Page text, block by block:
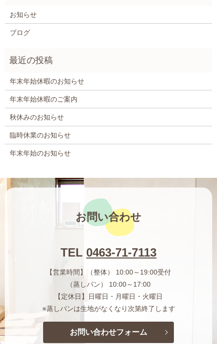
お知らせ
ブログ
年末年始休暇のお知らせ
年末年始休暇のご案内
秋休みのお知らせ
臨時休業のお知らせ
年末年始のお知らせ
お問い合わせ
TEL 0463-71-7113
【営業時間】（整体） 10:00～19:00受付
（蒸しパン） 10:00～17:00
【定休日】日曜日・月曜日・火曜日
※蒸しパンは生地がなくなり次第終了します
お問い合わせフォーム